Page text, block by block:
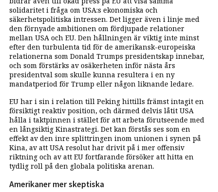
solidaritet i fråga om USA:s ekonomiska och
säkerhetspolitiska intressen. Det ligger även i linje med
den förnyade ambitionen om fördjupade relationer
mellan USA och EU. Den hållningen är viktig inte minst
efter den turbulenta tid för de amerikansk-europeiska
relationerna som Donald Trumps presidentskap innebar,
och som förstärks av osäkerheten inför nästa års
presidentval som skulle kunna resultera i en ny
mandatperiod för Trump eller någon liknande ledare.
EU har i sin i relation till Peking hittills främst intagit en
försiktigt reaktiv position, och därmed delvis låtit USA
hålla i taktpinnen i stället för att arbeta förutseende med
en långsiktig Kinastrategi. Det kan förstås ses som en
effekt av den inre splittringen inom unionen i synen på
Kina, av att USA resolut har drivit på i mer offensiv
riktning och av att EU fortfarande försöker att hitta en
tydlig roll på den globala politiska arenan.
Amerikaner mer skeptiska